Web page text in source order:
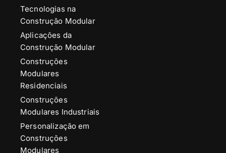
Tecnologias na
Construção Modular
Aplicações da
Construção Modular
Construções
Modulares
Residenciais
Construções
Modulares Industriais
Personalização em
Construções
Modulares